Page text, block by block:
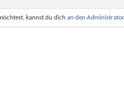
kannst du dich an den